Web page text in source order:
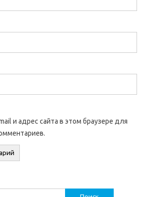
и адрес сайта в этом браузере для